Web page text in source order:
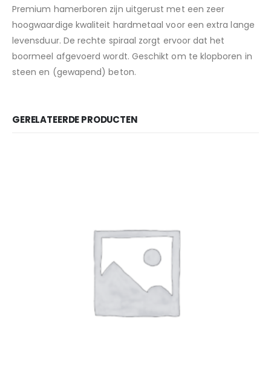
Premium hamerboren zijn uitgerust met een zeer
hoogwaardige kwaliteit hardmetaal voor een extra lange
levensduur. De rechte spiraal zorgt ervoor dat het
boormeel afgevoerd wordt. Geschikt om te klopboren in
steen en (gewapend) beton.
GERELATEERDE PRODUCTEN